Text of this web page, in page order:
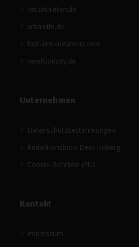
netzathleten.de
urbanlife.de
fast-and-luxurious.com
newfoodcity.de
Unternehmen
Datenschutzbestimmungen
Redaktionsbüro Derk Hoberg
Cookie-Richtlinie (EU)
Kontakt
Impressum